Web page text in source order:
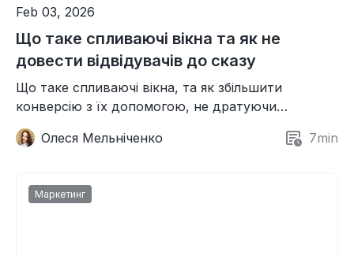
Feb 03, 2026
Що таке спливаючі вікна та як не
довести відвідувачів до сказу
Що таке спливаючі вікна, та як збільшити
конверсію з їх допомогою, не дратуючи
відвідувачів сайту?
Олеся Мельніченко
7min
Маркетинг